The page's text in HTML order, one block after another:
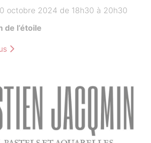
octobre 2024 de 18h30 à 20h30
de l’étoile